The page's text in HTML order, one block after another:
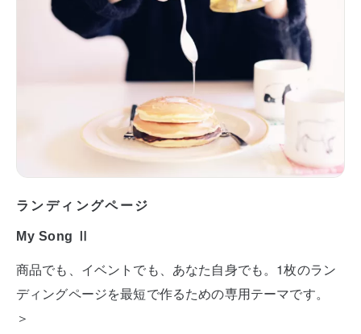
ランディングページ
My Song Ⅱ
商品でも、イベントでも、あなた自身でも。1枚のラン
ディングページを最短で作るための専用テーマです。
＞